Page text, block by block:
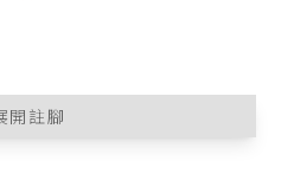
開註腳